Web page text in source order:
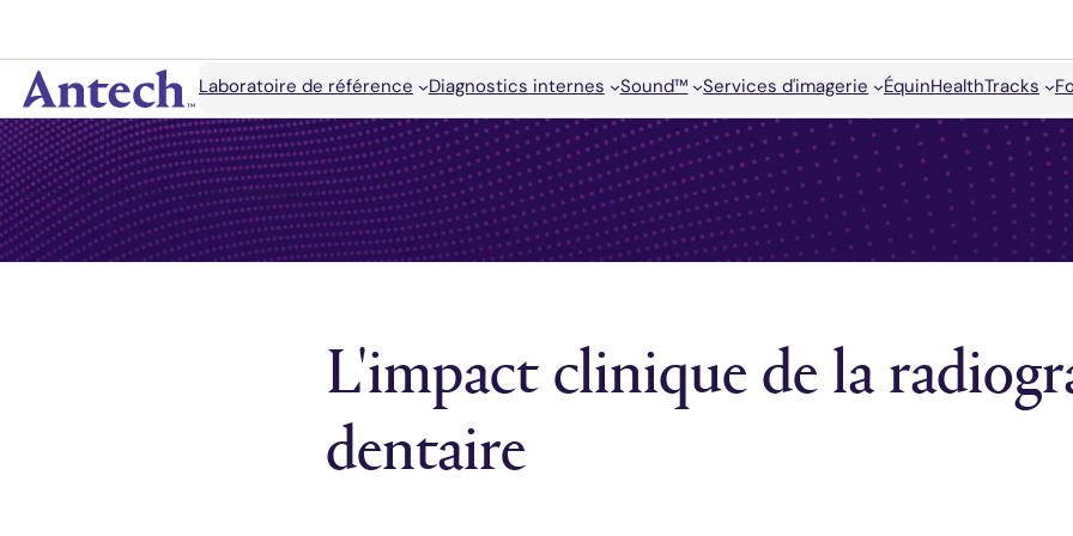
contenu
Laboratoire de référence Diagnostics internes Sound™ Services d'imagerie ÉquinHealthTracks
Rechercher
Centre de connaissances sur l'équipement
L'impact clinique de la
dentaire